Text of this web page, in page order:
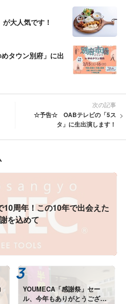
大人気です！
タウン別府」に出
次の記事
☆予告☆ OABテレビの「5ス
タ」に生出演します！
周年！この10年で出会えた
を込めて
YOUMECA「感謝祭」セー
ル、今年もありがとうござい